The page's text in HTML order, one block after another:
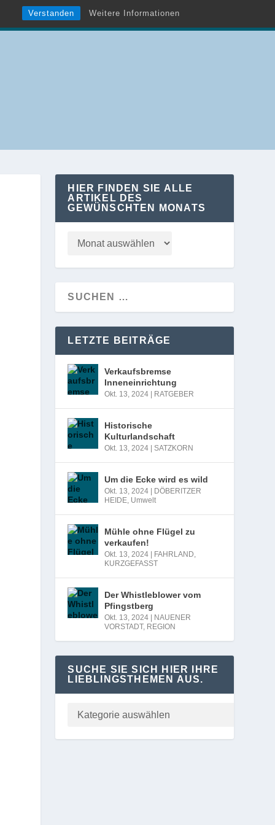
Verstanden Weitere Informationen
HIER FINDEN SIE ALLE
ARTIKEL DES
GEWÜNSCHTEN MONATS
LETZTE BEITRÄGE
Verkaufsbremse
Inneneinrichtung
Okt. 13, 2024 RATGEBER
Historische
Kulturlandschaft
Okt. 13, 2024 |SATZKORN
Um die Ecke wird es wild
Okt. 13, 2024
DÖBERITZER
HEIDE, Umwelt
Mühle ohne Flügel zu
verkaufen!
Okt. 13, 2024 FAHRLAND,
KURZGEFASST
Der Whistleblower vom
Pfingstberg
Okt. 13, 2024
NAUENER
VORSTADT, REGION
SUCHE SIE SICH HIER IHRE
LIEBLINGSTHEMEN AUS.